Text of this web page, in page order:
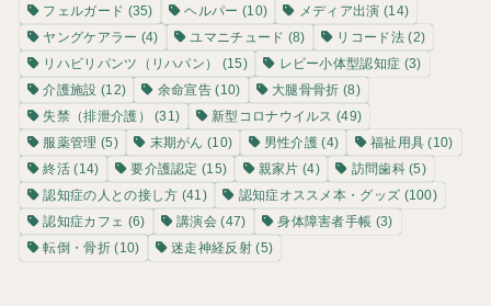
フェルガード (35) ヘルパー (10) メディア出演 (14)
ヤングケアラー (4) ユマニチュード (8) リコード法(2)
リハビリパンツ（リハパン）
(15) レビー小体型認知症 (3)
介護施設 (12) 余命宣告 (10) 大腿骨骨折 (8)
失禁（排泄介護）
(31) 新型コロナウイルス (49)
服薬管理 (5) 末期がん (10) 男性介護 (4) 福祉用具 (10)
終活 (14) 要介護認定 (15) 親家片 (4) 訪問歯科(5)
認知症の人との接し方 (41) 認知症オススメ本・グッズ (100)
認知症カフェ (6) 講演会 (47) 身体障害者手帳 (3)
転倒・骨折(10) 迷走神経反射(5)